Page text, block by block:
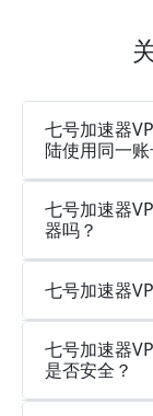
七号加速器
陆使用同一账
七号加速器
器吗？
七号加速器
七号加速器
是否安全？